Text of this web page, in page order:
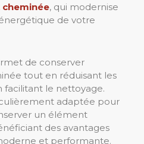
, qui modernise
de votre
de conserver
tout en réduisant les
facilitant le nettoyage.
adaptée pour
un élément
des avantages
et performante.